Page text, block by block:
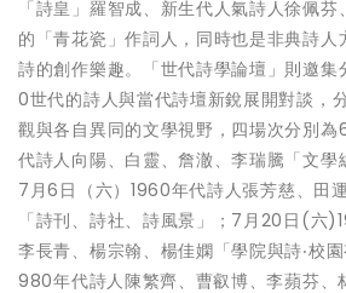
「詩皇」羅智成、新生代人氣詩人徐佩
的「青花瓷」作詞人，同時也是非典詩
詩的創作樂趣。「世代詩學論壇」則邀集
0世代的詩人與當代詩壇新銳展開對談，
觀與各自異同的文學視野，四場次分別
代詩人向陽、白靈、詹澈、李瑞騰「文學
7月6日（六）1960年代詩人張芳慈、田
「詩刊、詩社、詩風景」；7月20日(六
李長青、楊宗翰、楊佳嫻「學院與詩‧校
980年代詩人陳繁齊、曹叡博、李蘋芬、